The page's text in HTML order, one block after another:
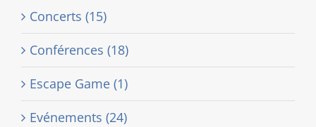
Concerts (15)
Conférences (18)
Escape Game (1)
Evénements (24)